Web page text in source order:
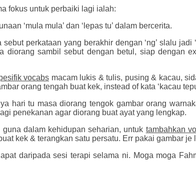
fokus untuk perbaiki lagi ialah:
‘mula mula’ dan ‘lepas tu’ dalam bercerita.
perkataan yang berakhir dengan ‘ng’ slalu jadi
sambil sebut dengan betul, siap dengan
vocabs macam lukis & tulis, pusing & kacau,
orang tengah buat kek, instead of kata ‘kacau
hari tu masa diorang tengok gambar orang
penekanan agar diorang buat ayat yang lengkap.
dalam kehidupan seharian, untuk tambahkan
kek & terangkan satu persatu. Err pakai gambar
daripada sesi terapi selama ni. Moga moga